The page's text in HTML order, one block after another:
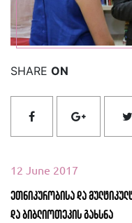
SHARE ON
12 June 2017
ეთნიკურობისა და
და ბიბლიოთეკის გახსნა